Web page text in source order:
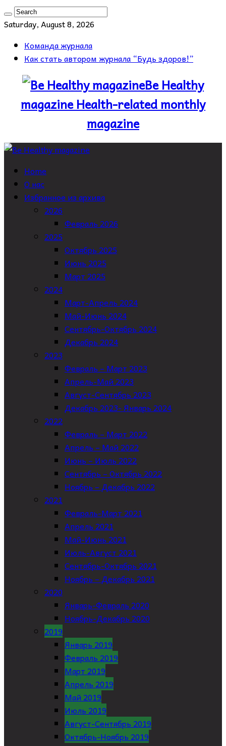
Saturday, August 8, 2026
Команда журнала
Как стать автором журнала “Будь здоров!”
Be Healthy
magazine Health-related monthly
magazine
Home
О нас
Избранное из архива
2026
Февраль 2026
2025
Октябрь 2025
Июнь 2025
Март 2025
2024
Март-Апрель 2024
Май-Июнь 2024
Сентябрь-Октябрь 2024
Декабрь 2024
2023
Февраль – Март 2023
Апрель-Май 2023
Август-Сентябрь 2023
Декабрь 2023- Январь 2024
2022
Февраль – Март 2022
Апрель – Май 2022
Июнь – Июль 2022
Сентябрь – Октябрь 2022
Ноябрь – Декабрь 2022
2021
Февраль-Март 2021
Апрель 2021
Май-Июнь 2021
Июль-Август 2021
Сентябрь-Октябрь 2021
Ноябрь – Декабрь 2021
2020
Январь-Февраль 2020
Ноябрь-Декабрь 2020
2019
Январь 2019
Февраль 2019
Март 2019
Апрель 2019
Май 2019
Июль 2019
Август-Сентябрь 2019
Октябрь-Ноябрь 2019